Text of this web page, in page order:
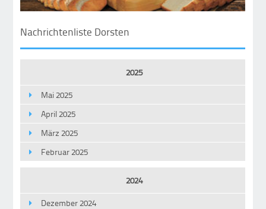
Nachrichtenliste Dorsten
2025
Mai 2025
April 2025
März 2025
Februar 2025
2024
Dezember 2024